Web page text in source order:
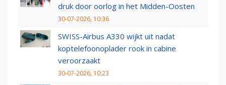
druk door oorlog in het Midden-Oosten
30-07-2026, 10:36
SWISS-Airbus A330 wijkt uit nadat
koptelefoonoplader rook in cabine
veroorzaakt
30-07-2026, 10:23